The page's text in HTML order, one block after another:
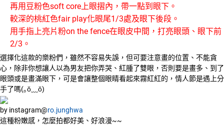
再用豆粉色soft core上眼摺內，帶一點到眼下。
較深的桃紅色fair play化眼尾1/3處及眼下後段。
用手指上亮片粉on the fence在眼皮中間，打亮眼頭、眼下前
2/3。
選擇化這款的樂粉們，雖然不容易失誤，但可要注意畫的位置、不能貪
心，除非你想讓人以為男友把你弄哭、紅腫了雙眼，否則要是畫多、到了
眼頭或是畫滿眼下，可是會讓整個眼睛看起來霧紅紅的，情人節是遇上分
手了嗎(｡ŏ﹏ŏ)
by instagram@ro.junghwa
這種粉嫩感，怎麼拍都好美、好浪漫~~